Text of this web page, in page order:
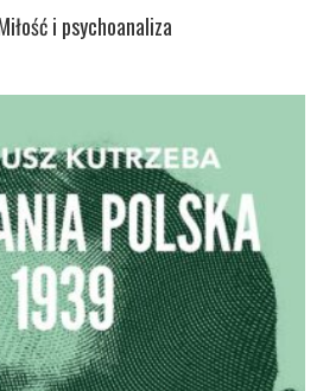
i psychoanaliza